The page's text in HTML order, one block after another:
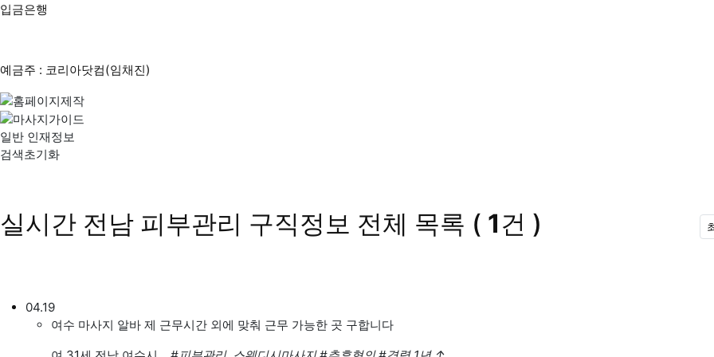
입금은행
예금주 : 코리아닷컴(임채진)
일반 인재정보
검색초기화
실시간 전남 피부관리 구직정보 전체 목록 ( 1건 )
04.19
여수 마사지 알바 제 근무시간 외에 맞춰 근무 가능한 곳 구합니다